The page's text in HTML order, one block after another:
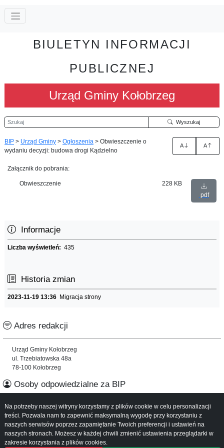
BIULETYN INFORMACJI
PUBLICZNEJ
Urząd Gminy Kołobrzeg
Szukaj Wyszukaj
BIP > Urząd Gminy > Ogłoszenia > Obwieszczenie o
wydaniu decyzji: budowa drogi Kądzielno
A A
Załącznik do pobrania:
Obwieszczenie
228 KB
pdf
Informacje
Liczba wyświetleń: 435
Historia zmian
2023-11-19 13:36 Migracja strony
Adres redakcji
Urząd Gminy Kołobrzeg
ul. Trzebiatowska 48a
78-100 Kołobrzeg
Osoby odpowiedzialne za BIP
Informacje o serwisie
Mapa serwisu
Instrukcja obsługi
Na potrzeby naszej witryny korzystamy z plików cookie w celu personalizacji
treści. Pozwala nam to zapewnić maksymalną wygodę przy korzystaniu z
naszych serwisów poprzez zapamiętanie Twoich preferencji i ustawień na
naszych stronach. Możesz w każdej chwili zmienić ustawienia przeglądarki w
zakresie korzystania z plików cookies.